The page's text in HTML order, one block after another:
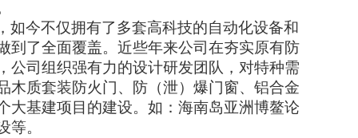
今不仅拥有了多套高科技的自动化设备和
到了全面覆盖。近些年来公司在夯实原有防
公司组织强有力的设计研发团队，对特种需
木质套装防火门、防（泄）爆门窗、铝合金
大基建项目的建设。如：海南岛亚洲博鳌论
等。